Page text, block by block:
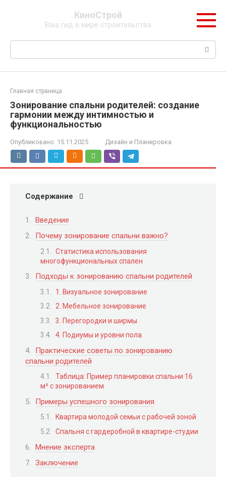
КиноСтрой
Ваш гид в мире строительства
Поиск:
Главная страница
Зонирование спальни родителей: создание
гармонии между интимностью и
функциональностью
Опубликовано: 15.11.2025 Дизайн и Планировка
Содержание
Введение
Почему зонирование спальни важно?
Статистика использования
многофункциональных спален
Подходы к зонированию спальни родителей
1. Визуальное зонирование
2. Мебельное зонирование
3. Перегородки и ширмы
4. Подиумы и уровни пола
Практические советы по зонированию
спальни родителей
Таблица: Пример планировки спальни 16
м² с зонированием
Примеры успешного зонирования
Квартира молодой семьи с рабочей зоной
Спальня с гардеробной в квартире-студии
Мнение эксперта
Заключение